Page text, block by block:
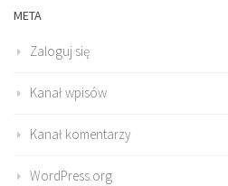
META
Zaloguj się
Kanał wpisów
Kanał komentarzy
WordPress.org